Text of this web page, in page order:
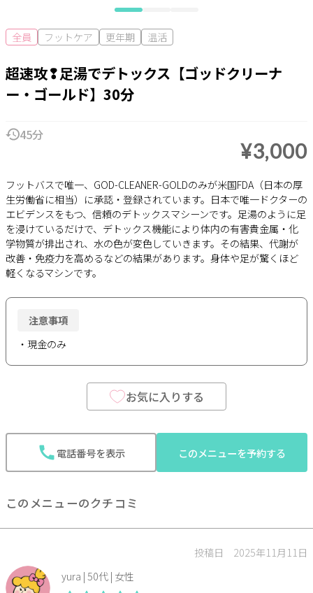
お気に入りする
全員 フットケア 更年期 温活
超速攻❢足湯でデトックス【ゴッドクリーナ
ー・ゴールド】30分
45分
¥3,000
フットバスで唯一、GOD-CLEANER-GOLDのみが米国FDA（日本の厚
生労働省に相当）に承認・登録されています。日本で唯一ドクターの
エビデンスをもつ、信頼のデトックスマシーンです。足湯のように足
を浸けているだけで、デトックス機能により体内の有害貴金属・化
学物質が排出され、水の色が変色していきます。その結果、代謝が
改善・免疫力を高めるなどの結果があります。身体や足が驚くほど
軽くなるマシンです。
注意事項
・現金のみ
電話番号を表示 このメニューを予約する
このメニューのクチコミ
yura | 50代 | 女性
投稿日 2025年11月11日